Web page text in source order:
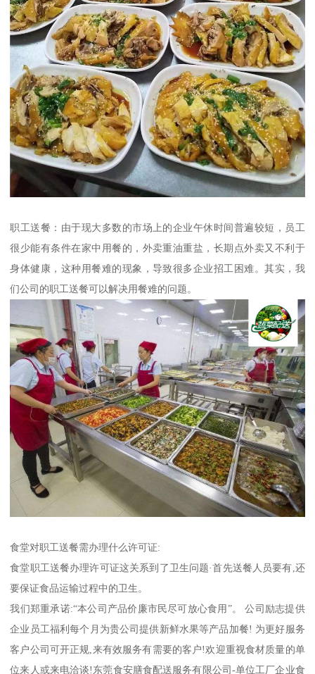
职工送餐：由于现大多数的市场上的企业午休时间普遍较短，员工
很少能有条件在家中用餐的，外卖重油重盐，长期点外卖又不利于
身体健康，这种用餐难的现象，导致很多企业招工困难。其实，我
们公司的职工送餐可以解决用餐难的问题。
食堂对职工送餐需办理什么许可证:
食堂职工送餐办理许可证这关系到了卫生问题·首先送餐人员要有,还
要保证食品运输过程中的卫生。
我们郑重承诺:“本公司产品价廉市民尽可放心食用”。 公司励志提供
企业员工福利每个月为贵公司提供新鲜水果等产品加餐! 为更好服务
客户公司可开正规,来有效服务有需要的客户!欢迎重视食材质量的单
位来人或来电洽谈!东莞食安膳食配送服务有限公司-单位工厂企业食